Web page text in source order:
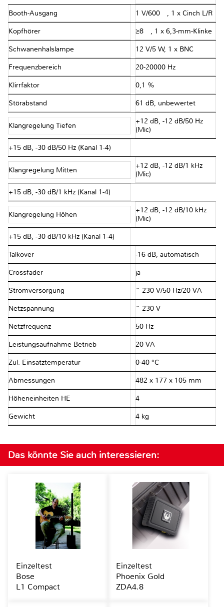
Booth-Ausgang 1 V/600 Ω, 1 x Cinch L/R
Kopfhörer ≥8 Ω, 1 x 6,3-mm-Klinke
Schwanenhalslampe 12 V/5 W, 1 x BNC
Frequenzbereich 20-20000 Hz
Klirrfaktor 0,1 %
Störabstand 61 dB, unbewertet
Klangregelung Tiefen
+12 dB, -12 dB/50 Hz
(Mic)
+15 dB, -30 dB/50 Hz (Kanal 1-4)
Klangregelung Mitten
+12 dB, -12 dB/1 kHz
(Mic)
+15 dB, -30 dB/1 kHz (Kanal 1-4)
Klangregelung Höhen
+12 dB, -12 dB/10 kHz
(Mic)
+15 dB, -30 dB/10 kHz (Kanal 1-4)
Talkover -16 dB, automatisch
Crossfader ja
Stromversorgung ~ 230 V/50 Hz/20 VA
Netzspannung ~ 230 V
Netzfrequenz 50 Hz
Leistungsaufnahme Betrieb 20 VA
Zul. Einsatztemperatur 0-40 °C
Abmessungen 482 x 177 x 105 mm
Höheneinheiten HE 4
Gewicht 4 kg
Das könnte Sie auch interessieren:
Einzeltest
Bose
L1 Compact
Einzeltest
Phoenix Gold
ZDA4.8